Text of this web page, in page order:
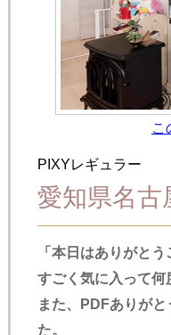
こ
PIXYレギュラー
愛知県名古
「本日はありがとう
すごく気に入って何
また、PDFありが
た。